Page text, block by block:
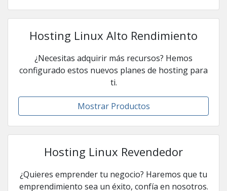
Hosting Linux Alto Rendimiento
¿Necesitas adquirir más recursos? Hemos
configurado estos nuevos planes de hosting para
ti.
Mostrar Productos
Hosting Linux Revendedor
¿Quieres emprender tu negocio? Haremos que tu
emprendimiento sea un éxito, confía en nosotros.